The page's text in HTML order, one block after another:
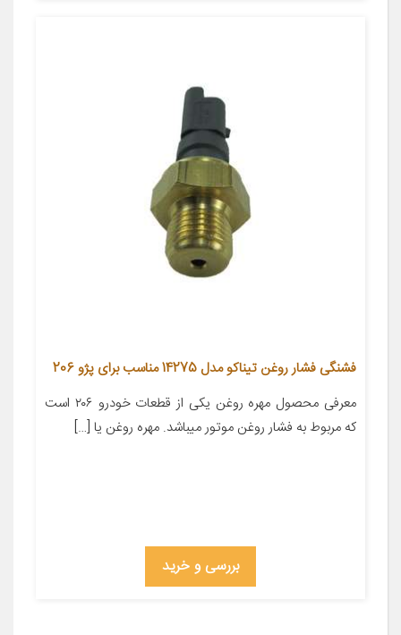
فشنگی فشار روغن تیناکو مدل 14275 مناسب برای پژو 206
معرفی محصول مهره روغن یکی از قطعات خودرو ۲۰۶ است
که مربوط به فشار روغن موتور میباشد. مهره روغن یا […]
بررسی و خرید